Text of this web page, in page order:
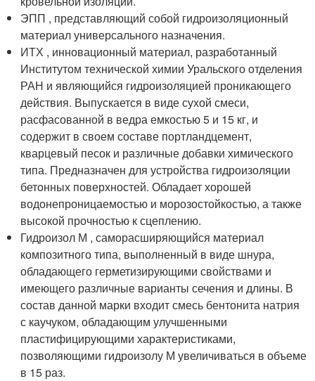
ЭПП , представляющий собой гидроизоляционный
материал универсального назначения.
ИТХ , инновационный материал, разработанный
Институтом технической химии Уральского отделения
РАН и являющийся гидроизоляцией проникающего
действия. Выпускается в виде сухой смеси,
расфасованной в ведра емкостью 5 и 15 кг, и
содержит в своем составе портландцемент,
кварцевый песок и различные добавки химического
типа. Предназначен для устройства гидроизоляции
бетонных поверхностей. Обладает хорошей
водонепроницаемостью и морозостойкостью, а также
высокой прочностью к сцеплению.
Гидроизол М , саморасширяющийся материал
композитного типа, выполненный в виде шнура,
обладающего герметизирующими свойствами и
имеющего различные варианты сечения и длины. В
состав данной марки входит смесь бентонита натрия
с каучуком, обладающим улучшенными
пластифицирующими характеристиками,
позволяющими гидроизолу М увеличиваться в объеме
в 15 раз.